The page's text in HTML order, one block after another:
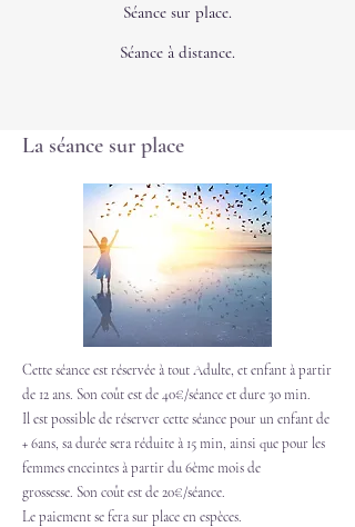
​Séance sur place.
Séance à distance.
La séance sur place
Cette séance est réservée à tout Adulte, et enfant à partir
de 12 ans. Son coût est de 40€/séance et dure 3o min.
Il est possible de réserver cette séance pour un enfant de
+ 6ans, sa durée sera réduite à 15 min, ainsi que pour les
femmes enceintes à partir du 6ème mois de
grossesse. Son coût est de 20€/séance.
Le paiement se fera sur place en espèces.